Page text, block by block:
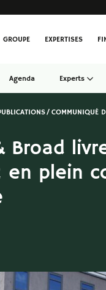
GROUPE EXPERTISES
Agenda Experts
COMMUNIQUÉ
Broad
en plein